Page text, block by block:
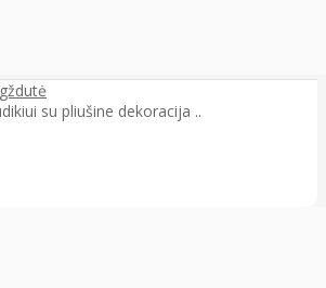
su pliušine dekoracija ..